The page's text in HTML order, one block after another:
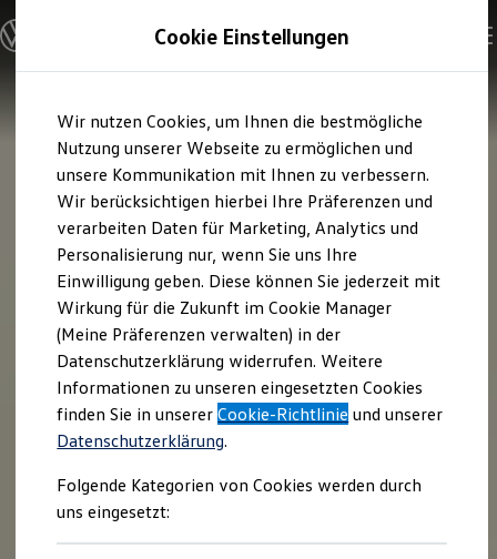
Hauptinhalt
springen
Footer
springen
Modelle & Konfigurator
Nutzfahrzeugkategorien entdecken
Modelle konfigurieren
Vorgängermodelle und Oldtimer
Vorgängermodelle
Oldtimer
Bulli Historie
Branchenlösungen & Gewerbekunden
Umbaulösungen und Hersteller finden
Auf- und Umbauten entdecken & konfigurieren
Groß- und Sonderkunden
Großkunden
Kommunen & Behörden
Journalisten
Sportvereine
Branchenlösungen
Bau & Handwerk
Gewerbliche Personenbeförderung
Service & mobile Werkstätten
Kurier, Logistik & Handel
Feuerwehr
Rettungsdienste
ONE Business ID Vorteile
Fahrzeugsuche & Marktplatz
Cookie Einstellungen
Wir nutzen Cookies, um Ihnen die bestmögliche
Nutzung unserer Webseite zu ermöglichen und
unsere Kommunikation mit Ihnen zu verbessern.
Wir berücksichtigen hierbei Ihre Präferenzen und
verarbeiten Daten für Marketing, Analytics und
Personalisierung nur, wenn Sie uns Ihre
Einwilligung geben. Diese können Sie jederzeit mit
Wirkung für die Zukunft im Cookie Manager
(Meine Präferenzen verwalten) in der
Datenschutzerklärung widerrufen. Weitere
Informationen zu unseren eingesetzten Cookies
finden Sie in unsererCookie-Richtlinie und unserer
Datenschutzerklärung.
Folgende Kategorien von Cookies werden durch
uns eingesetzt: